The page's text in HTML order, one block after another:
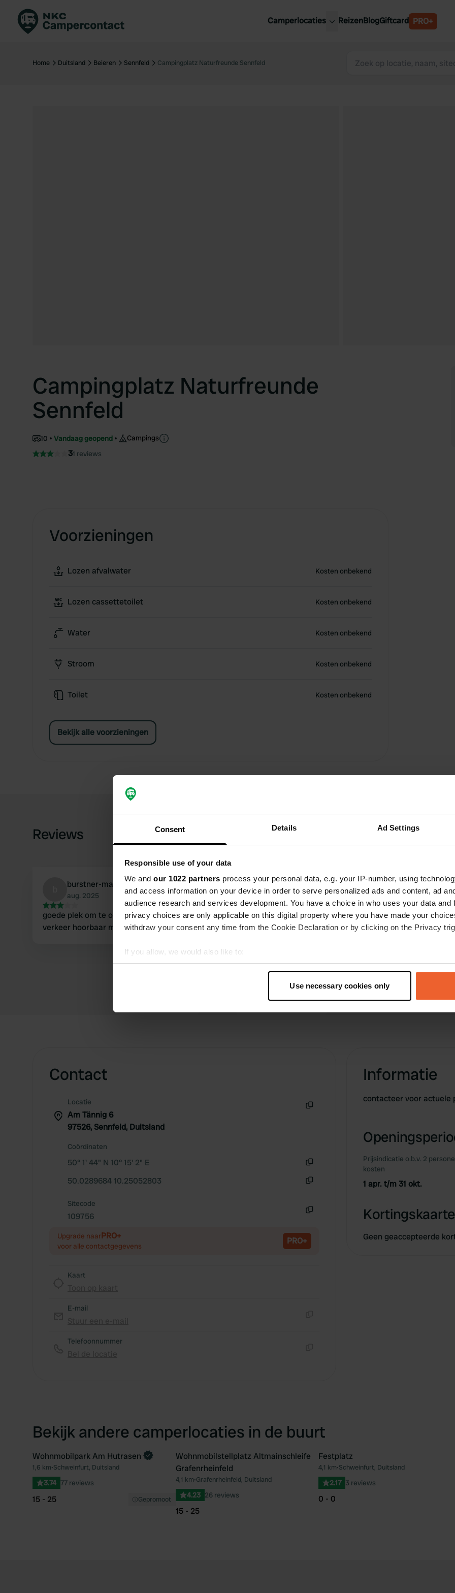
Consent Details Ad Settings
Responsible use of your data
We and our 1022 partners process your personal data, e.g. your IP-number, using
and access information on your device in order to serve personalized ads and content, ad
audience research and services development. You have a choice in who uses your data and
privacy choices are only applicable on this digital property where you have made your
withdraw your consent any time from the Cookie Declaration or by clicking on the Privacy
If you allow, we would also like to:
Collect information about your geographical location which can be accurate to within
Find out more about how your personal data is processed and set your preferences in the
Use necessary cookies only
Camperlocaties
Nederland
Nederland
Luxemburg
ReizenBlogGiftcard PRO+
Home Duitsland Beieren Sennfeld Campingplatz Naturfreunde Sennfeld
Campingplatz Naturfreunde
Sennfeld
10 Vandaag geopend Campings
31 reviews
Voorzieningen
Lozen afvalwater Kosten onbekend
Lozen cassettetoilet Kosten onbekend
Water Kosten onbekend
Stroom Kosten onbekend
Toilet Kosten onbekend
Bekijk alle voorzieningen
Reviews
burstner-marano
aug. 2025
goede plek om te overnachten prijs 25€ inclusief stroom water douche wel
verkeer hoorbaar maar mooie plaats. camper + 2 personen. 18-08-2025.
Laat
Ben jij hier
Contact
Locatie
Am Tännig 6
97526, Sennfeld, Duitsland
Coördinaten
50° 1' 44" N 10° 15' 2" E
50.0289684 10.25052803
Sitecode
109756
Upgrade naarPRO+
voor alle contactgegevens PRO+
Kaart
E-mail
Telefoonnummer
Informatie
contacteer voor actuele
Prijsindicatie o.b.v. 2
kosten
1 apr. t/m 31 okt.
Geen geaccepteerde
Bekijk andere camperlocaties in de buurt
Favoriet
Boek direct
Wohnmobilpark Am Hutrasen
1,6 km•Schweinfurt, Duitsland
3.74 77 reviews
15 - 25 Gepromoot
Favoriet
Wohnmobilstellplatz Altmainschleife
Grafenrheinfeld
4,1 km•Grafenrheinfeld, Duitsland
4.23 26 reviews
15 - 25
Festplatz
4,1 km•Schweinfurt, Duitsland
2.17 3 reviews
0 - 0